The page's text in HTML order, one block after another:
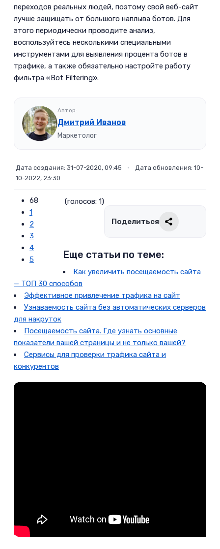
переходов реальных людей, поэтому свой веб-сайт
лучше защищать от большого наплыва ботов. Для
этого периодически проводите анализ,
воспользуйтесь несколькими специальными
инструментами для выявления процента ботов в
трафике, а также обязательно настройте работу
фильтра «Bot Filtering».
Автор:
Дмитрий Иванов
Маркетолог
Дата создания: 31-07-2020, 09:45 •
Дата обновления: 10-
10-2022, 23:30
68
1
2
3
4
5
(голосов: 1)
Поделиться
Еще статьи по теме:
Как увеличить посещаемость сайта
— ТОП 30 способов
Эффективное привлечение трафика на сайт
Узнаваемость сайта без автоматических серверов
для накруток
Посещаемость сайта. Где узнать основные
показатели вашей страницы и не только вашей?
Сервисы для проверки трафика сайта и
конкурентов